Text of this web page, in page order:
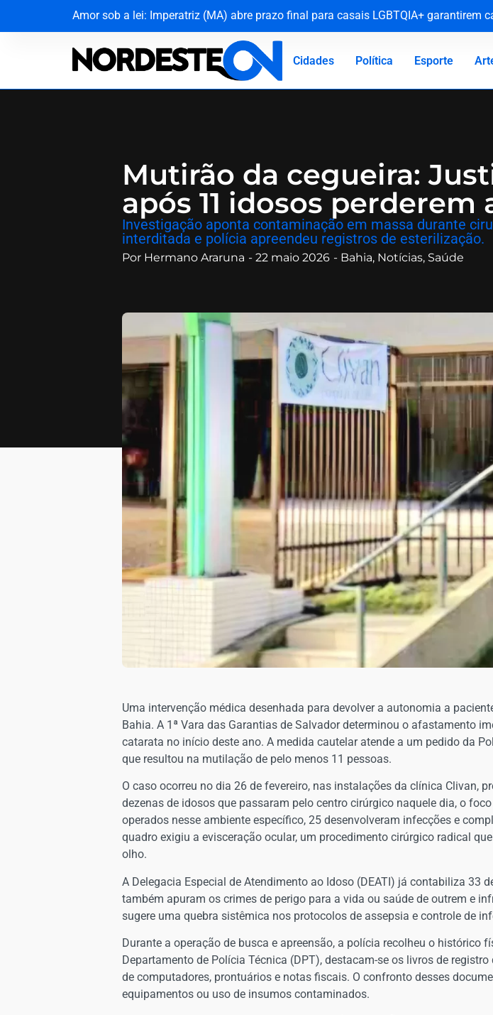
Amor sob a lei: Imperatriz (MA) abre prazo final para casais LGBTQIA+ garantirem
MPF dá 10 dias para Dnit apresentar prazos de obras e explicações sobre colapso
Dona Inês traz Geraldo Azevedo no Festival de Inverno das Serras
Cerco na Caatinga: Policiais capturam quarto fugitivo de penitenciária de Nísia
Cidades Política Esporte
Mutirão da cegueira:
após 11 idosos perderem
​Investigação aponta contaminação em massa durante
interditada e polícia apreendeu registros de esterilização.
Por Hermano Araruna - 22 maio 2026 - Bahia, Notícias, Saúde
​Uma intervenção médica desenhada para devolver a autonomia a
Bahia. A 1ª Vara das Garantias de Salvador determinou o afastamento
catarata no início deste ano. A medida cautelar atende a um pedido da
que resultou na mutilação de pelo menos 11 pessoas.
​O caso ocorreu no dia 26 de fevereiro, nas instalações da clínica Clivan,
dezenas de idosos que passaram pelo centro cirúrgico naquele dia, o
operados nesse ambiente específico, 25 desenvolveram infecções e
quadro exigiu a evisceração ocular, um procedimento cirúrgico radical
olho.
​A Delegacia Especial de Atendimento ao Idoso (DEATI) já contabiliza 33
também apuram os crimes de perigo para a vida ou saúde de outrem e
sugere uma quebra sistêmica nos protocolos de assepsia e controle de
​Durante a operação de busca e apreensão, a polícia recolheu o histórico
Departamento de Polícia Técnica (DPT), destacam-se os livros de
de computadores, prontuários e notas fiscais. O confronto desses
equipamentos ou uso de insumos contaminados.